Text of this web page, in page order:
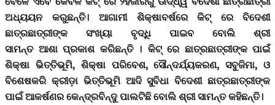
ଅଧ୍ୟୟନ କରୁଛନ୍ତି। ଆଗାମୀ ଶିକ୍ଷାବର୍ଷରେ କିଟ୍‍ ରେ ବିଦେଶୀ
ଛାତ୍ରଛାତ୍ରୀଙ୍କ ସଂଖ୍ୟା ବୃଦ୍ଧି ପାଇବ ବୋଲି ଶ୍ରୀ
ସାମନ୍ତ ଆଶା ପ୍ରକାଶ କରିଛନ୍ତି । କିଟ୍‍ ରେ ଛାତ୍ରଛାତ୍ରୀଙ୍କ ପାଇଁ
ଶିକ୍ଷା ଭିତ୍ତିଭୂମି, ଶିକ୍ଷା ପରିବେଶ, ସୌନ୍ଦର୍ଯ୍ୟକରଣ, ସବୁଜିମା, ଓ
ବିଶେଷକରି କ୍ରୀଡ଼ା ଭିତ୍ତିଭୂମି ଆଦି ସୁବିଧା ବିଦେଶୀ ଛାତ୍ରଛାତ୍ରୀଙ୍କ
ପାଇଁ ଆକର୍ଷଣର କେନ୍ଦ୍ରବିନ୍ଦୁ ପାଲଟିଛି ବୋଲି ଶ୍ରୀ ସାମନ୍ତ କହିଛନ୍ତି।